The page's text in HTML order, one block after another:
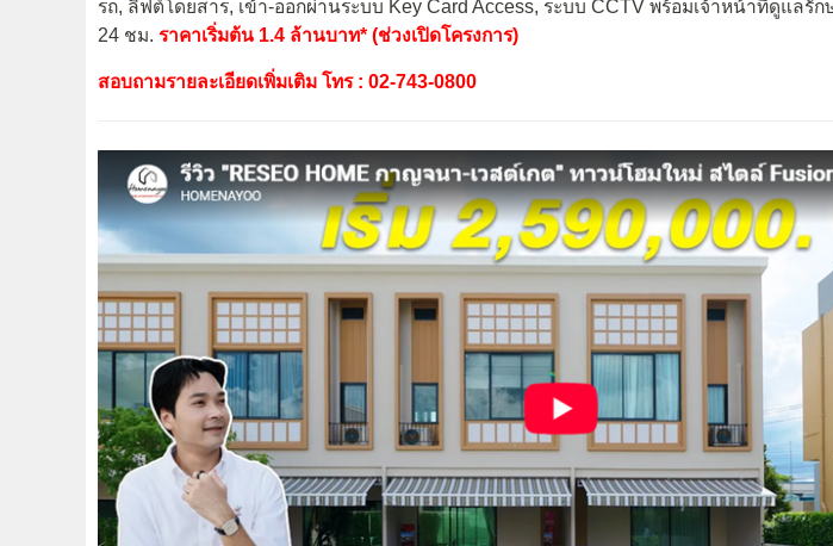
รถ, ลิฟต์โดยสาร, เข้า-ออกผ่านระบบ Key Card Access, ระบบ CCTV พร้อมเจ้าหน้าที่ดูแลรั
24 ชม. ราคาเริ่มต้น 1.4 ล้านบาท* (ช่วงเปิดโครงการ)
สอบถามรายละเอียดเพิ่มเติม โทร : 02-743-0800